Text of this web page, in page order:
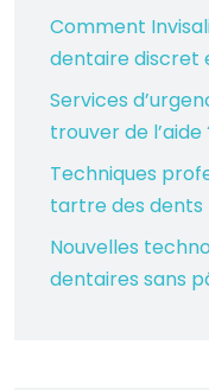
Comment
dentaire discret
Services
trouver de l’aide
Techniques
tartre des dents
Nouvelles
dentaires sans